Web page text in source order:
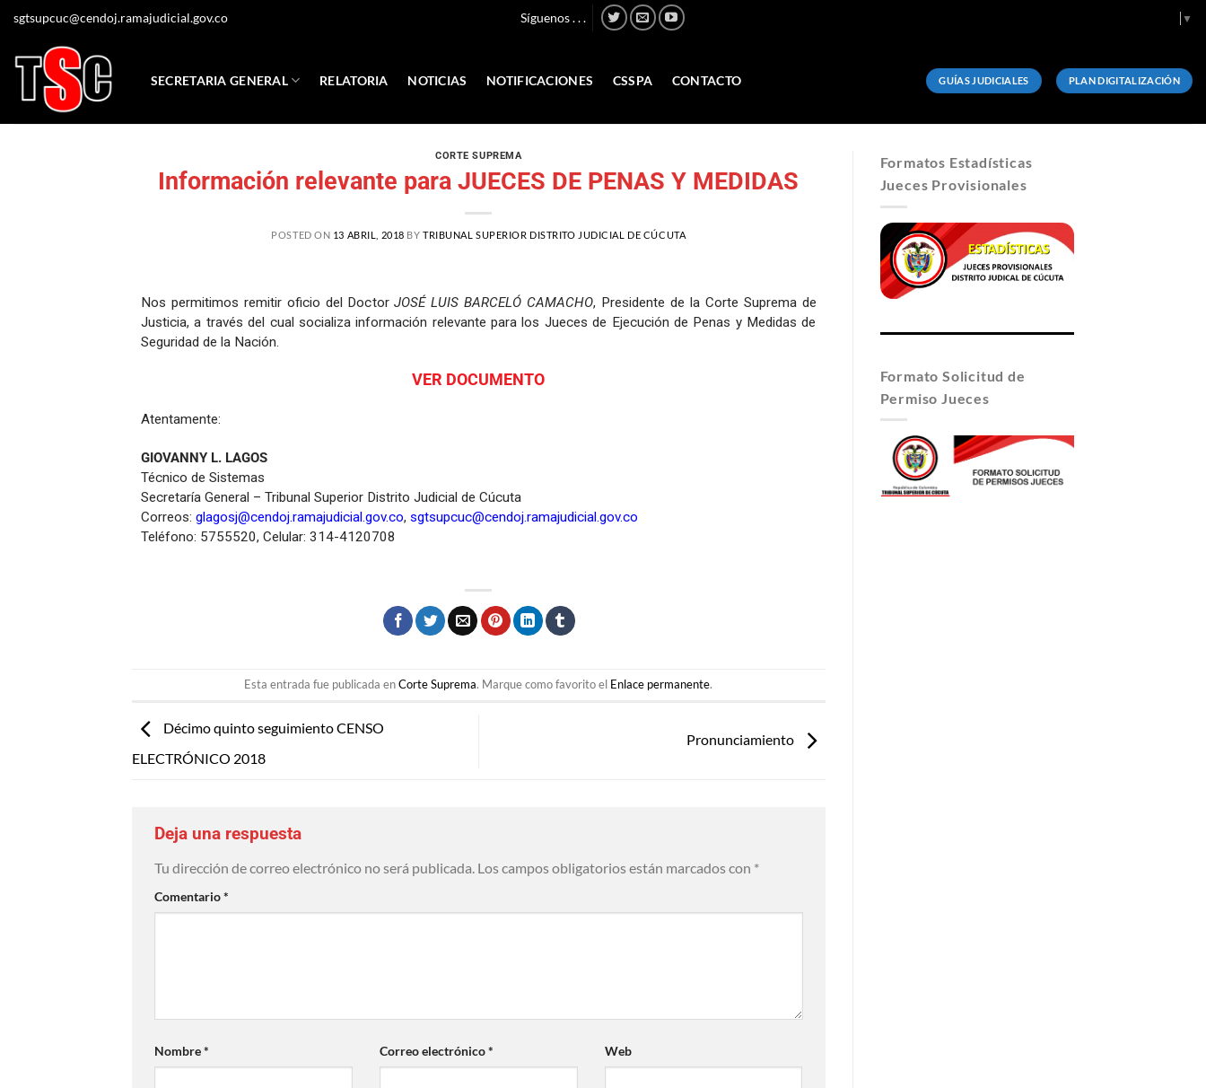
sgtsupcuc@cendoj.ramajudicial.gov.co Síguenos . . . ▼
SECRETARIA GENERAL RELATORIA NOTICIAS NOTIFICACIONES CSSPA CONTACTO GUÍAS JUDICIALES PLAN DIGITALIZACIÓN
CORTE SUPREMA
Información relevante para JUECES DE PENAS Y MEDIDAS
POSTED ON 13 ABRIL, 2018 BY TRIBUNAL SUPERIOR DISTRITO JUDICIAL DE CÚCUTA
Nos permitimos remitir oficio del DoctorJOSÉ LUIS BARCELÓ CAMACHO, Presidente de la Corte Suprema de
Justicia, a través del cual socializa información relevante para los Jueces de Ejecución de Penas y Medidas de
Seguridad de la Nación.
VER DOCUMENTO
Atentamente:
GIOVANNY L. LAGOS
Técnico de Sistemas
Secretaría General – Tribunal Superior Distrito Judicial de Cúcuta
Correos: glagosj@cendoj.ramajudicial.gov.co, sgtsupcuc@cendoj.ramajudicial.gov.co
Teléfono: 5755520, Celular: 314-4120708
Esta entrada fue publicada enCorte Suprema. Marque como favorito el Enlace permanente.
Décimo quinto seguimiento CENSO
ELECTRÓNICO 2018
Pronunciamiento
Deja una respuesta
Tu dirección de correo electrónico no será publicada. Los campos obligatorios están marcados con *
Comentario*
Nombre* Correo electrónico* Web
Formatos Estadísticas
Jueces Provisionales
Formato Solicitud de
Permiso Jueces